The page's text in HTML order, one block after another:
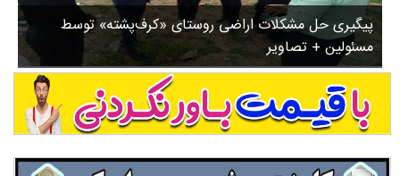
پیگیری حل مشکلات اراضی روستای «کرف‌پشته» توسط
مسئولین + تصاویر
ش
د
.